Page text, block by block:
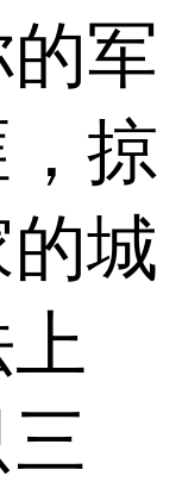
军
掠
城